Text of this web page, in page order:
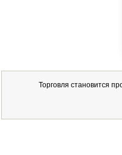
Торговля становится